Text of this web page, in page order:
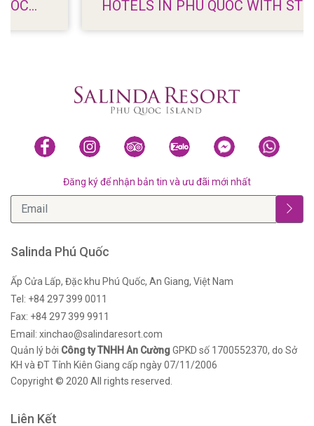
HOTELS IN PHU QUOC WITH STUNNING
Đăng ký để nhận bản tin và ưu đãi mới nhất
Salinda Phú Quốc
Ấp Cửa Lấp, Đặc khu Phú Quốc, An Giang, Việt Nam
Tel: +84 297 399 0011
Fax: +84 297 399 9911
Email: xinchao@salindaresort.com
Quản lý bởi Công ty TNHH An CườngGPKD số 1700552370, do Sở
KH và ĐT Tỉnh Kiên Giang cấp ngày 07/11/2006
Copyright © 2020 All rights reserved.
Liên Kết